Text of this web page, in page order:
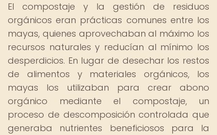
El compostaje y la gestión de residuos
orgánicos eran prácticas comunes entre los
mayas, quienes aprovechaban al máximo los
recursos naturales y reducían al mínimo los
desperdicios. En lugar de desechar los restos
de alimentos y materiales orgánicos, los
mayas los utilizaban para crear abono
orgánico mediante el compostaje, un
proceso de descomposición controlada que
generaba nutrientes beneficiosos para la